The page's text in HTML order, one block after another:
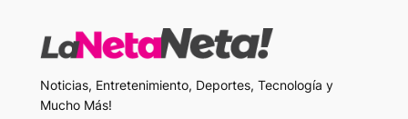
Noticias, Entretenimiento, Deportes, Tecnología y
Mucho Más!